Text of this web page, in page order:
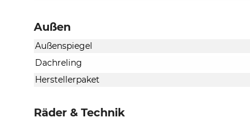
Außen
Außenspiegel
Dachreling
Herstellerpaket
Räder & Technik